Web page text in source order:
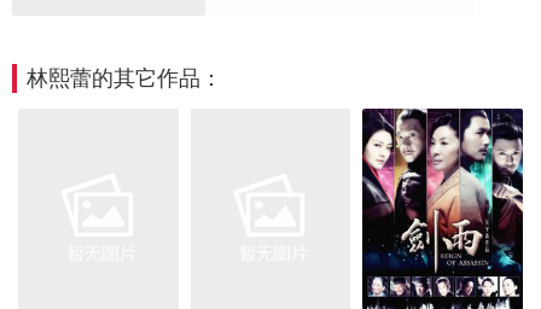
林熙蕾的其它作品：